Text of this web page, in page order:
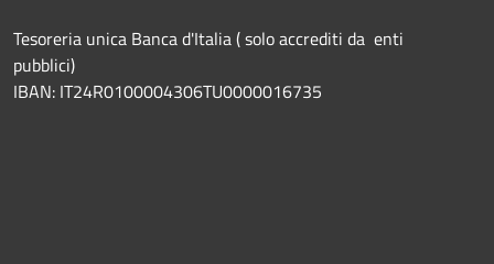
Tesoreria unica Banca d'Italia ( solo accrediti da enti
pubblici)
IBAN: IT24R0100004306TU0000016735